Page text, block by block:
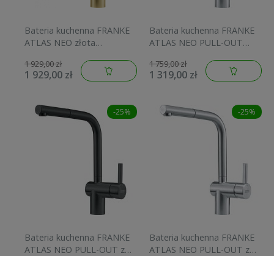
Bateria kuchenna FRANKE
ATLAS NEO złota
1 929,00 zł
1 929,00 zł
Bateria kuchenna FRANKE
ATLAS NEO PULL-OUT
szlachetna 115.0521.439
1 759,00 zł
1 319,00 zł
-25%
Bateria kuchenna FRANKE
ATLAS NEO PULL-OUT z
-25%
Bateria kuchenna FRANKE
ATLAS NEO PULL-OUT z